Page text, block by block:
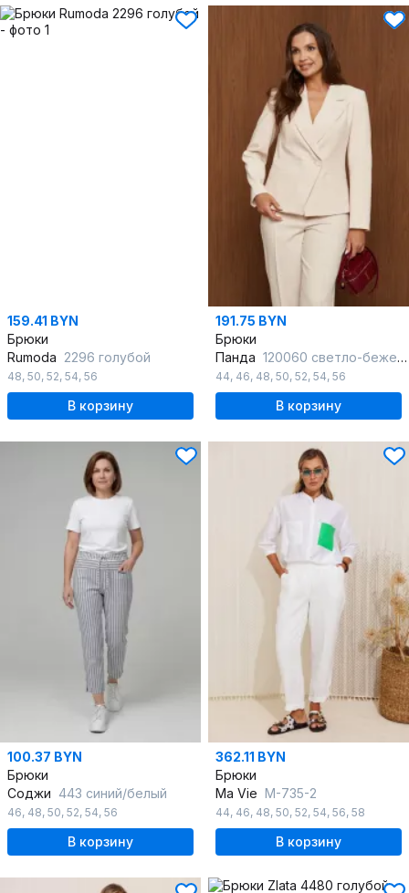
159.41 BYN
Брюки
Rumoda 2296 голубой
48, 50, 52, 54, 56
В корзину
191.75 BYN
Брюки
Панда 120060 светло-бежевый
44, 46, 48, 50, 52, 54, 56
В корзину
100.37 BYN
Брюки
Соджи 443 синий/белый
46, 48, 50, 52, 54, 56
В корзину
362.11 BYN
Брюки
Ma Vie М-735-2
44, 46, 48, 50, 52, 54, 56, 58
В корзину